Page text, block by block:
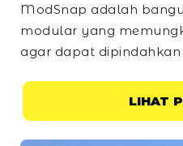
ModSnap adalah
modular yang
agar dapat
LIHAT